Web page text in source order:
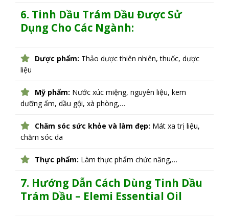
6. Tinh Dầu Trám Dầu Được Sử
Dụng Cho Các Ngành:
Dược phẩm: Thảo dược thiên nhiên, thuốc, dược
liệu
Mỹ phẩm: Nước xúc miệng, nguyên liệu, kem
dưỡng ẩm, dầu gội, xà phòng,…
Chăm sóc sức khỏe và làm đẹp: Mát xa trị liệu,
chăm sóc da
Thực phẩm: Làm thực phẩm chức năng,…
7. Hướng Dẫn Cách Dùng Tinh Dầu
Trám Dầu – Elemi Essential Oil